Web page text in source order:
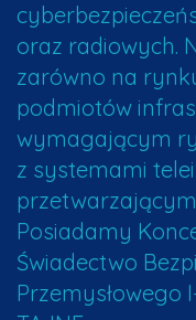
oraz radiowych.
zarówno na
podmiotów
wymagającym
z systemami
Posiadamy
Świadectwo
Przemysłowego